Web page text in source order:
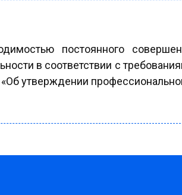
постоянного
в соответствии с
утверждении